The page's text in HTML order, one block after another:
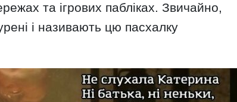
та ігрових пабліках. Звичайно,
і називають цю пасхалку